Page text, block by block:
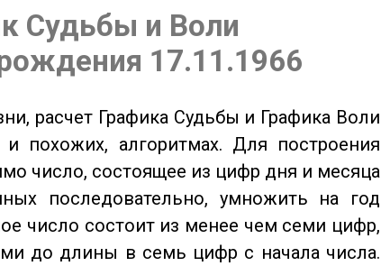
Судьбы и Воли
17.11.1966
расчет Графика Судьбы и Графика Воли
и похожих, алгоритмах. Для построения
число, состоящее из цифр дня и месяца
последовательно, умножить на год
число состоит из менее чем семи цифр,
до длины в семь цифр с начала числа.